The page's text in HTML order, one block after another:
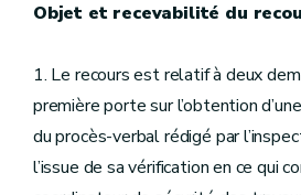
Objet et recevabilité du
1. Le recours est relatif à deux
première porte sur l’obtention
du procès-verbal rédigé par
l’issue de sa vérification en ce qui